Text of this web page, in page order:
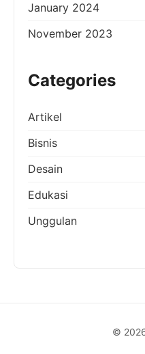
January 2024
November 2023
Categories
Artikel
Bisnis
Desain
Edukasi
Unggulan
©